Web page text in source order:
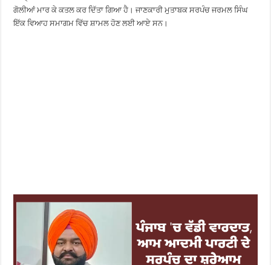
ਗੋਲੀਆਂ ਮਾਰ ਕੇ ਕਤਲ ਕਰ ਦਿੱਤਾ ਗਿਆ ਹੈ। ਜਾਣਕਾਰੀ ਮੁਤਾਬਕ ਸਰਪੰਚ ਜਰਮਲ ਸਿੰਘ
ਇੱਕ ਵਿਆਹ ਸਮਾਗਮ ਵਿੱਚ ਸ਼ਾਮਲ ਹੋਣ ਲਈ ਆਏ ਸਨ।